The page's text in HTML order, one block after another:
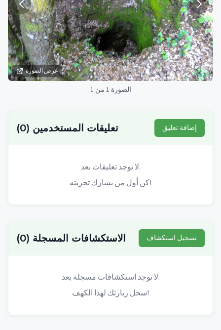
عرض الصورة
الصورة 1 من 1
تعليقات المستخدمين (
0
) إضافة تعليق
لا توجد تعليقات بعد.
كن أول من يشارك تجربته!
الاستكشافات المسجلة (
0
) تسجيل استكشاف
لا توجد استكشافات مسجلة بعد.
سجل زيارتك لهذا الكهف!